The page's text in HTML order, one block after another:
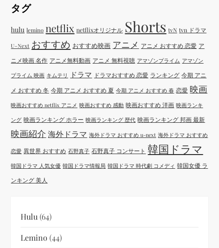
タグ
hulu lemino netflix netflixオリジナル Shorts tvN tvn ドラマ
U-Next おすすめ おすすめ映画 アニメ アニメ おすすめ 恋愛 ア
ニメ映画 名作 アニメ無料動画 アニメ 無料視聴 アマゾンプライム アマゾン
プライム 映画 キムテリ ドラマ ドラマおすすめ 恋愛 ランキング 今期 アニ
メ おすすめ 冬 今期 アニメ おすすめ 夏 今期 アニメ おすすめ 春 恋愛 映画
映画おすすめ netflix アニメ 映画おすすめ 感動 映画おすすめ 洋画 映画ランキ
ング 映画ランキング ホラー 映画ランキング 歴代 映画ランキング 邦画 最新
映画紹介 海外ドラマ 海外ドラマ おすすめ u-next 海外ドラマ おすすめ
恋愛 異世界 おすすめ 石野真子 石野真子 コンサート 韓国ドラマ
韓国ドラマ 人気女優 韓国ドラマ情報局 韓国ドラマ 時代劇 コメディ 韓国女優 ラ
ンキング 美人
Hulu (64)
Lemino (44)